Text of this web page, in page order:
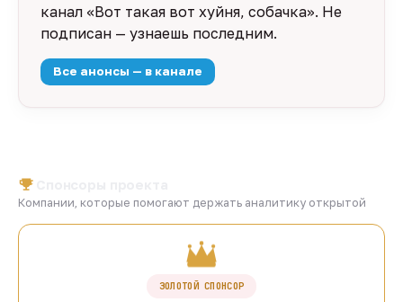
канал «Вот такая вот хуйня, собачка». Не
подписан — узнаешь последним.
Все анонсы — в канале
Компании, которые помогают держать аналитику открытой
ЗОЛОТОЙ СПОНСОР